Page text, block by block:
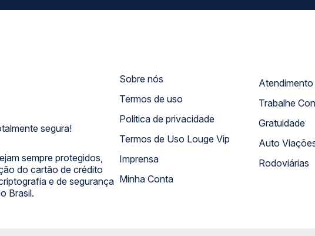
segura!
sempre protegidos,
do cartão de crédito
e de segurança
Brasil.
Sobre nós
Termos de uso
Política de privacidade
Termos de Uso Louge Vip
Imprensa
Minha Conta
Trabalhe
Gratuidade
Auto
Rodoviárias